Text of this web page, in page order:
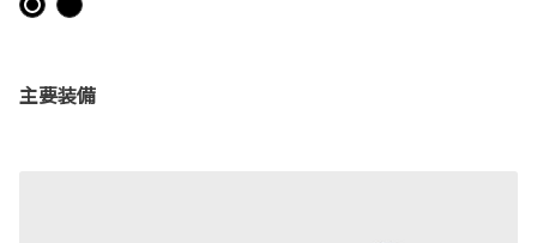
主要装備